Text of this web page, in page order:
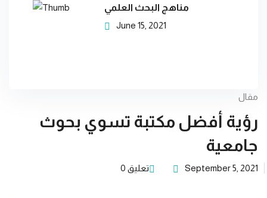
مقال
رؤية أفضل مكتبة تسوي بحوث
جامعية
September 5, 2021 تعليق 0
مناهج البحث العلمي
June 15, 2021